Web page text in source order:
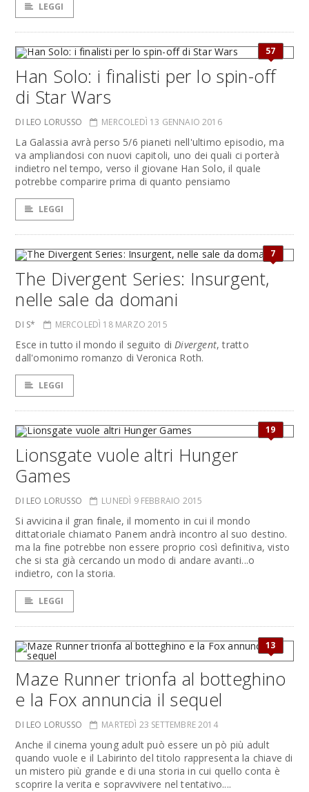
LEGGI
57
Han Solo: i finalisti per lo spin-off
di Star Wars
DI LEO LORUSSO MERCOLEDÌ 13 GENNAIO 2016
La Galassia avrà perso 5/6 pianeti nell'ultimo episodio, ma
va ampliandosi con nuovi capitoli, uno dei quali ci porterà
indietro nel tempo, verso il giovane Han Solo, il quale
potrebbe comparire prima di quanto pensiamo
LEGGI
7
The Divergent Series: Insurgent,
nelle sale da domani
DI S* MERCOLEDÌ 18 MARZO 2015
Esce in tutto il mondo il seguito diDivergent, tratto
dall'omonimo romanzo di Veronica Roth.
LEGGI
19
Lionsgate vuole altri Hunger
Games
DI LEO LORUSSO LUNEDÌ 9 FEBBRAIO 2015
Si avvicina il gran finale, il momento in cui il mondo
dittatoriale chiamato Panem andrà incontro al suo destino.
ma la fine potrebbe non essere proprio così definitiva, visto
che si sta già cercando un modo di andare avanti...o
indietro, con la storia.
LEGGI
13
Maze Runner trionfa al botteghino
e la Fox annuncia il sequel
DI LEO LORUSSO MARTEDÌ 23 SETTEMBRE 2014
Anche il cinema young adult può essere un pò più adult
quando vuole e il Labirinto del titolo rappresenta la chiave di
un mistero più grande e di una storia in cui quello conta è
scoprire la verita e sopravvivere nel tentativo....